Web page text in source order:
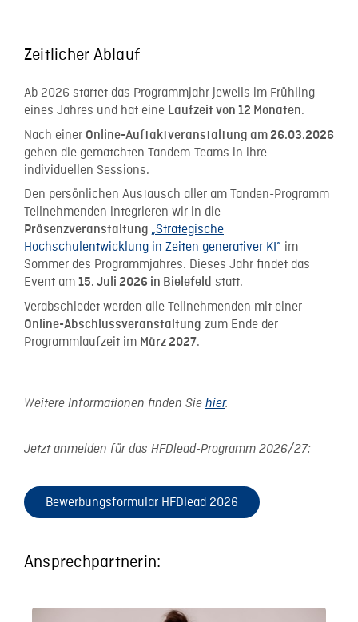
Zeitlicher Ablauf
Ab 2026 startet das Programmjahr jeweils im Frühling
eines Jahres und hat eine Laufzeit von 12 Monaten.
Nach einer Online-Auftaktveranstaltung am 26.03.2026
gehen die gematchten Tandem-Teams in ihre
individuellen Sessions.
Den persönlichen Austausch aller am Tanden-Programm
Teilnehmenden integrieren wir in die
Präsenzveranstaltung „Strategische
Hochschulentwicklung in Zeiten generativer KI” im
Sommer des Programmjahres. Dieses Jahr findet das
Event am 15. Juli 2026 in Bielefeld statt.
Verabschiedet werden alle Teilnehmenden mit einer
Online-Abschlussveranstaltung zum Ende der
Programmlaufzeit im März 2027.
Weitere Informationen finden Sie hier.
Jetzt anmelden für das HFDlead-Programm 2026/27:
Bewerbungsformular HFDlead 2026
Ansprechpartnerin: